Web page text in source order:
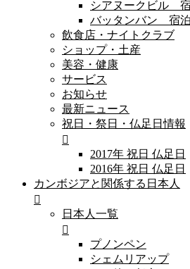
シアヌークビル
バッタンバン 宿泊
飲食店・ナイトクラブ
ショップ・土産
美容・健康
サービス
お知らせ
最新ニュース
祝日・祭日・仏足日情報
2017年 祝日 仏足日
2016年 祝日 仏足日
カンボジアと関係する日本人
日本人一覧
プノンペン
シェムリアップ